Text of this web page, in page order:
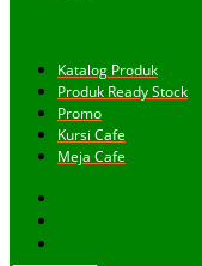
Katalog Produk
Produk Ready Stock
Promo
Kursi Cafe
Meja Cafe